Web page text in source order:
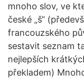
mnoho slov, ve
české „š“
francouzského
sestavit seznam
nejlepších
překladem)